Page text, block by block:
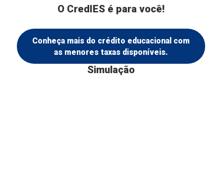
O CredIES é para você!
Conheça mais do crédito educacional com
as menores taxas disponíveis.
Simulação